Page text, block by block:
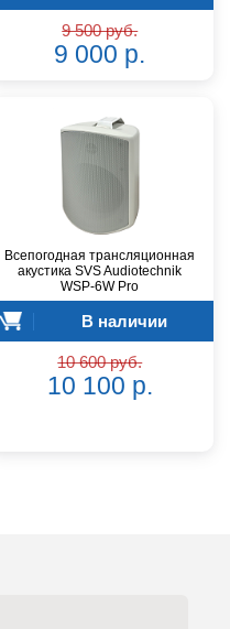
9 500 руб.
9 000 р.
Всепогодная трансляционная
акустика SVS Audiotechnik
WSP-6W Pro
В наличии
10 600 руб.
10 100 р.